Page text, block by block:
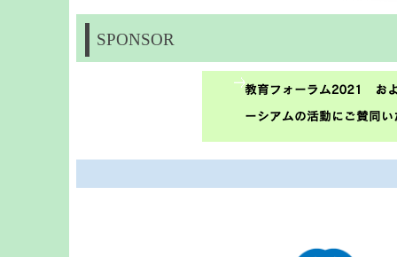
SPONSOR